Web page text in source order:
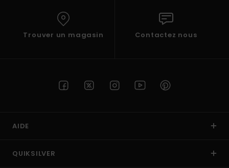
Trouver un magasin Contactez nous
AIDE
QUIKSILVER